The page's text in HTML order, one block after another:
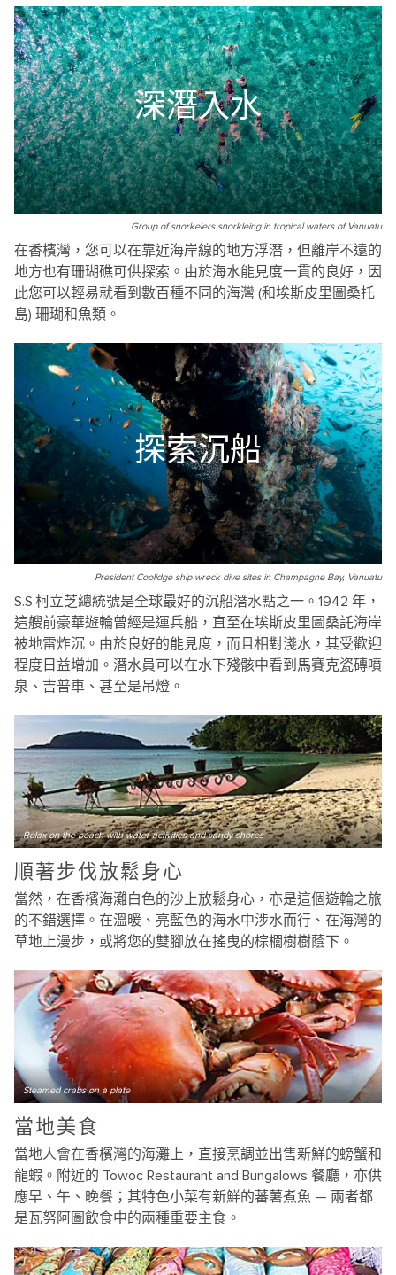
深潛入水
Group of snorkelers snorkleing in tropical waters of Vanuatu
在香檳灣，您可以在靠近海岸線的地方浮潛，但離岸不遠的
地方也有珊瑚礁可供探索。由於海水能見度一貫的良好，因
此您可以輕易就看到數百種不同的海灣 (和埃斯皮里圖桑托
島) 珊瑚和魚類。
探索沉船
President Coolidge ship wreck dive sites in Champagne Bay, Vanuatu
S.S.柯立芝總統號是全球最好的沉船潛水點之一。1942 年，
這艘前豪華遊輪曾經是運兵船，直至在埃斯皮里圖桑託海岸
被地雷炸沉。由於良好的能見度，而且相對淺水，其受歡迎
程度日益增加。潛水員可以在水下殘骸中看到馬賽克瓷磚噴
泉、吉普車、甚至是吊燈。
Relax on the beach with water activities and sandy shores
順著步伐放鬆身心
當然，在香檳海灘白色的沙上放鬆身心，亦是這個遊輪之旅
的不錯選擇。在溫暖、亮藍色的海水中涉水而行、在海灣的
草地上漫步，或將您的雙腳放在搖曳的棕櫚樹樹蔭下。
Steamed crabs on a plate
當地美食
當地人會在香檳灣的海灘上，直接烹調並出售新鮮的螃蟹和
龍蝦。附近的 Towoc Restaurant and Bungalows 餐廳，亦供
應早、午、晚餐；其特色小菜有新鮮的蕃薯煮魚 — 兩者都
是瓦努阿圖飲食中的兩種重要主食。